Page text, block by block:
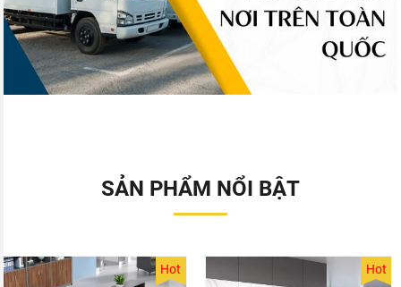
SẢN PHẨM NỔI BẬT
Hot Hot